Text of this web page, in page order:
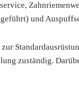
und
zuständig.